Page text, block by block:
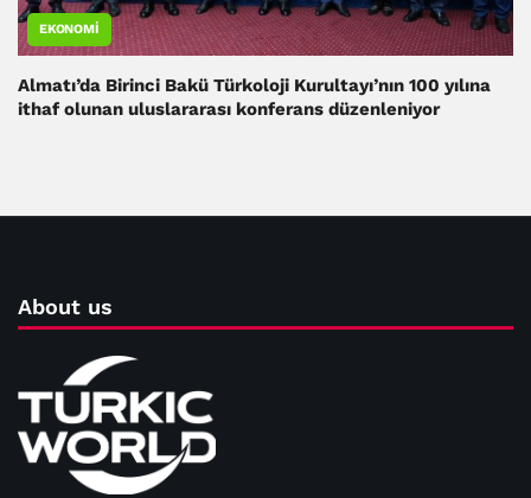
EKONOMI
Almatı’da Birinci Bakü Türkoloji Kurultayı’nın 100 yılına
ithaf olunan uluslararası konferans düzenleniyor
About us